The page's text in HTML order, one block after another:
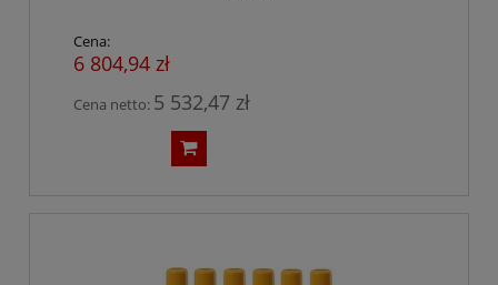
Cena:
6 804,94 zł
Cena netto: 5 532,47 zł